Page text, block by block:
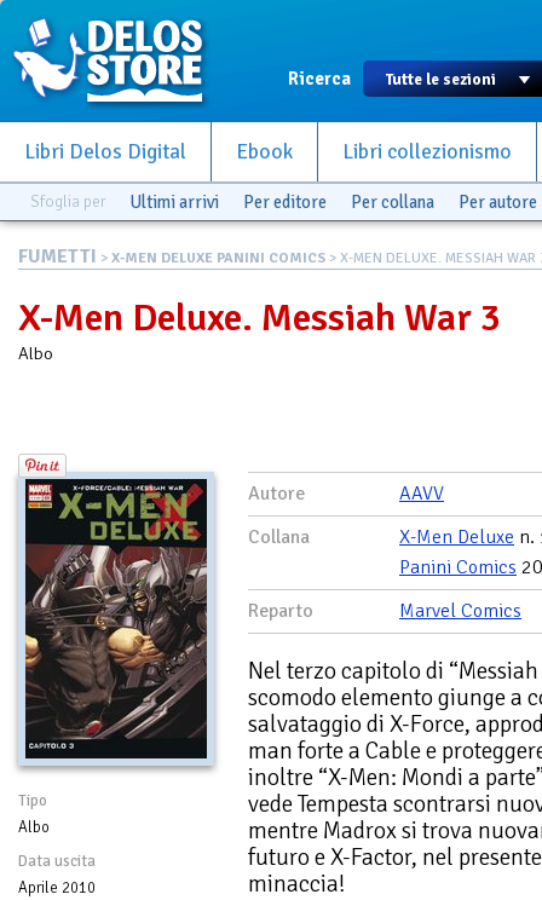
Ricerca
Libri Delos Digital Ebook Libri collezionismo
Sfoglia per Ultimi arrivi Per editore Per collana Per autore
FUMETTI > X-MEN DELUXE PANINI COMICS > X-MEN DELUXE. MESSIAH WAR
X-Men Deluxe. Messiah War 3
Albo
Tipo
Albo
Data uscita
Aprile 2010
Autore
AAVV
Collana
X-Men Deluxe n.
Panini Comics
Reparto
Marvel Comics
Nel terzo capitolo di
scomodo elemento giunge a
salvataggio di X-Force,
man forte a Cable e
inoltre “X-Men: Mondi a
vede Tempesta scontrarsi
mentre Madrox si trova
futuro e X-Factor, nel
minaccia!